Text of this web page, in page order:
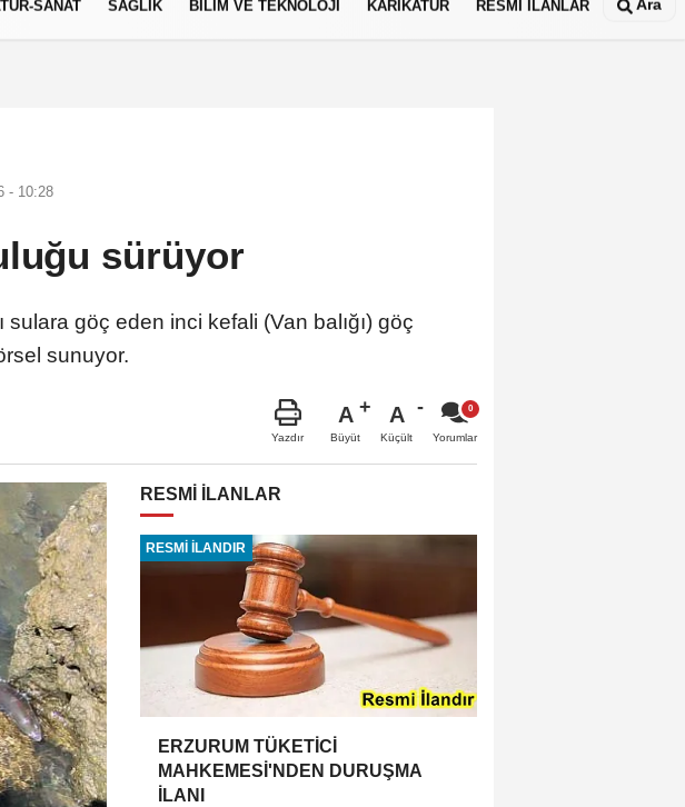
SANAT SAĞLIK BİLİM VE TEKNOLOJİ KARİKATÜR RESMİ İLANLAR Ara
- 10:28
sürüyor
göç eden inci kefali (Van balığı) göç
sunuyor.
Yazdır
A
Büyüt
A
Küçült Yorumlar
RESMİ İLANLAR
RESMİ İLANDIR
ERZURUM TÜKETİCİ
MAHKEMESİ'NDEN DURUŞMA
İLANI